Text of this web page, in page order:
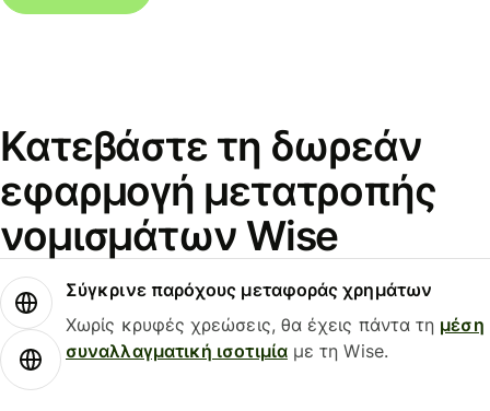
Κατεβάστε τη δωρεάν
εφαρμογή μετατροπής
νομισμάτων Wise
Σύγκρινε παρόχους μεταφοράς χρημάτων
Χωρίς κρυφές χρεώσεις, θα έχεις πάντα τη μέση
συναλλαγματική ισοτιμίαμε τη Wise.